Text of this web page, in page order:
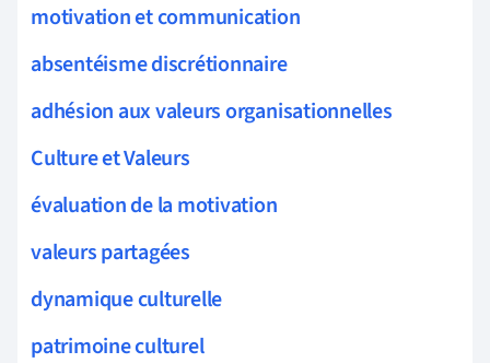
motivation et communication
absentéisme discrétionnaire
adhésion aux valeurs organisationnelles
Culture et Valeurs
évaluation de la motivation
valeurs partagées
dynamique culturelle
patrimoine culturel